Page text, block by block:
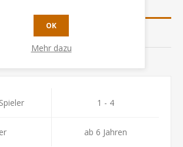
1 - 4
ab 6 Jahren
OK
Mehr dazu